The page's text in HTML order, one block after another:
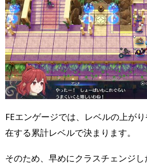
FEエンゲージでは、レベルの上が
在する累計レベルで決まります。
そのため、早めにクラスチェンジ